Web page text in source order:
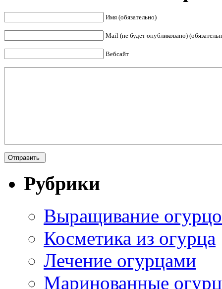
Имя (обязательно)
Mail (не будет опубликовано)
Вебсайт
Рубрики
Выращивание
Косметика из огурца
Лечение огурцами
Маринованные